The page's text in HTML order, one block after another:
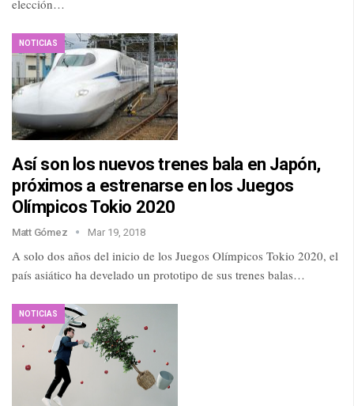
elección…
NOTICIAS
Así son los nuevos trenes bala en Japón,
próximos a estrenarse en los Juegos
Olímpicos Tokio 2020
Matt Gómez Mar 19, 2018
A solo dos años del inicio de los Juegos Olímpicos Tokio 2020, el
país asiático ha develado un prototipo de sus trenes balas…
NOTICIAS